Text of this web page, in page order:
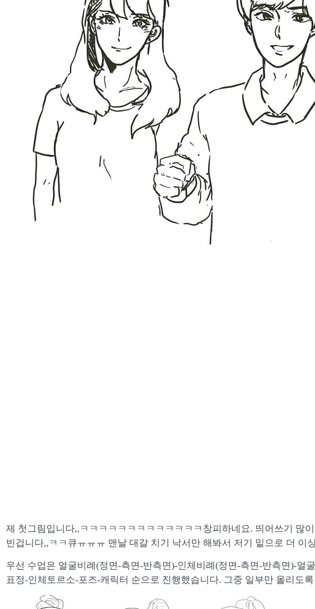
제 첫그림입니다,,ㅋㅋㅋㅋㅋㅋㅋㅋㅋㅋㅋㅋㅋ창피하네요. 띄어쓰기 많
빈겁니다,,ㅋㅋ큐ㅠㅠㅠ 맨날 대갈 치기 낙서만 해봐서 저기 밑으로 더 이
우선 수업은 얼굴비례(정면-측면-반측면)-인체비례(정면-측면-반측면)-얼
표정-인체토르소-포즈-캐릭터 순으로 진행했습니다. 그중 일부만 올리도